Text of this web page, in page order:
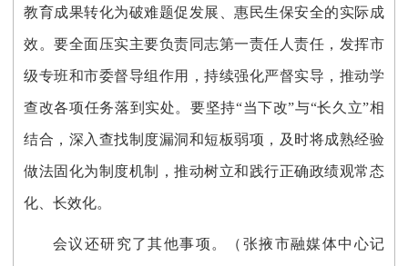
教育成果转化为破难题促发展、惠民生保安全的实际成
效。要全面压实主要负责同志第一责任人责任，发挥市
级专班和市委督导组作用，持续强化严督实导，推动学
查改各项任务落到实处。要坚持“当下改”与“长久立”相
结合，深入查找制度漏洞和短板弱项，及时将成熟经验
做法固化为制度机制，推动树立和践行正确政绩观常态
化、长效化。
会议还研究了其他事项。 （张掖市融媒体中心记